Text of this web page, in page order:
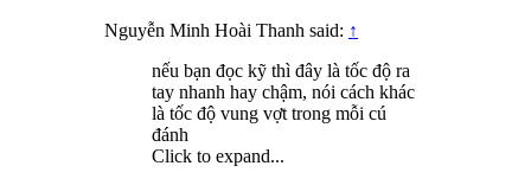
Nguyễn Minh Hoài Thanh said: ↑
nếu bạn đọc kỹ thì đây là tốc độ ra
tay nhanh hay chậm, nói cách khác
là tốc độ vung vợt trong mỗi cú
đánh
Click to expand...